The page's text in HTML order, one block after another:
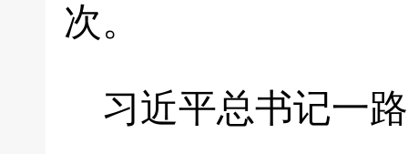
次。
习近平总书记一